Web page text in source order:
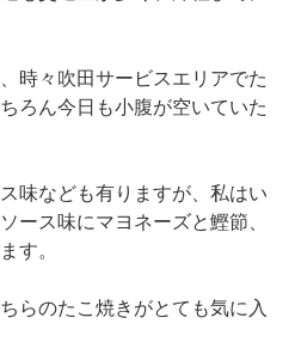
時々吹田サービスエリアでた
ろん今日も小腹が空いていた
味なども有りますが、私はい
ース味にマヨネーズと鰹節、
す。
らのたこ焼きがとても気に入